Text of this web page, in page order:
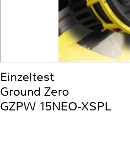
Einzeltest
Ground Zero
GZPW 15NEO-XSPL